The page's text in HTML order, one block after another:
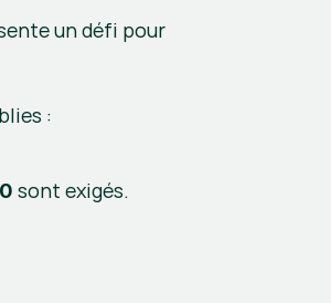
un défi pour
:
sont exigés.